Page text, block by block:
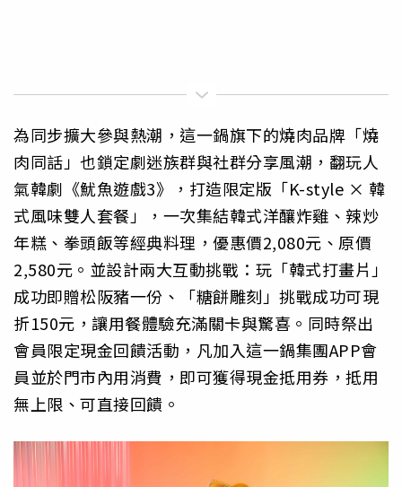
為同步擴大參與熱潮，這一鍋旗下的燒肉品牌「燒
肉同話」也鎖定劇迷族群與社群分享風潮，翻玩人
氣韓劇《魷魚遊戲3》，打造限定版「K-style × 韓
式風味雙人套餐」，一次集結韓式洋釀炸雞、辣炒
年糕、拳頭飯等經典料理，優惠價2,080元、原價
2,580元。並設計兩大互動挑戰：玩「韓式打畫片」
成功即贈松阪豬一份、「糖餅雕刻」挑戰成功可現
折150元，讓用餐體驗充滿關卡與驚喜。同時祭出
會員限定現金回饋活動，凡加入這一鍋集團APP會
員並於門市內用消費，即可獲得現金抵用券，抵用
無上限、可直接回饋。